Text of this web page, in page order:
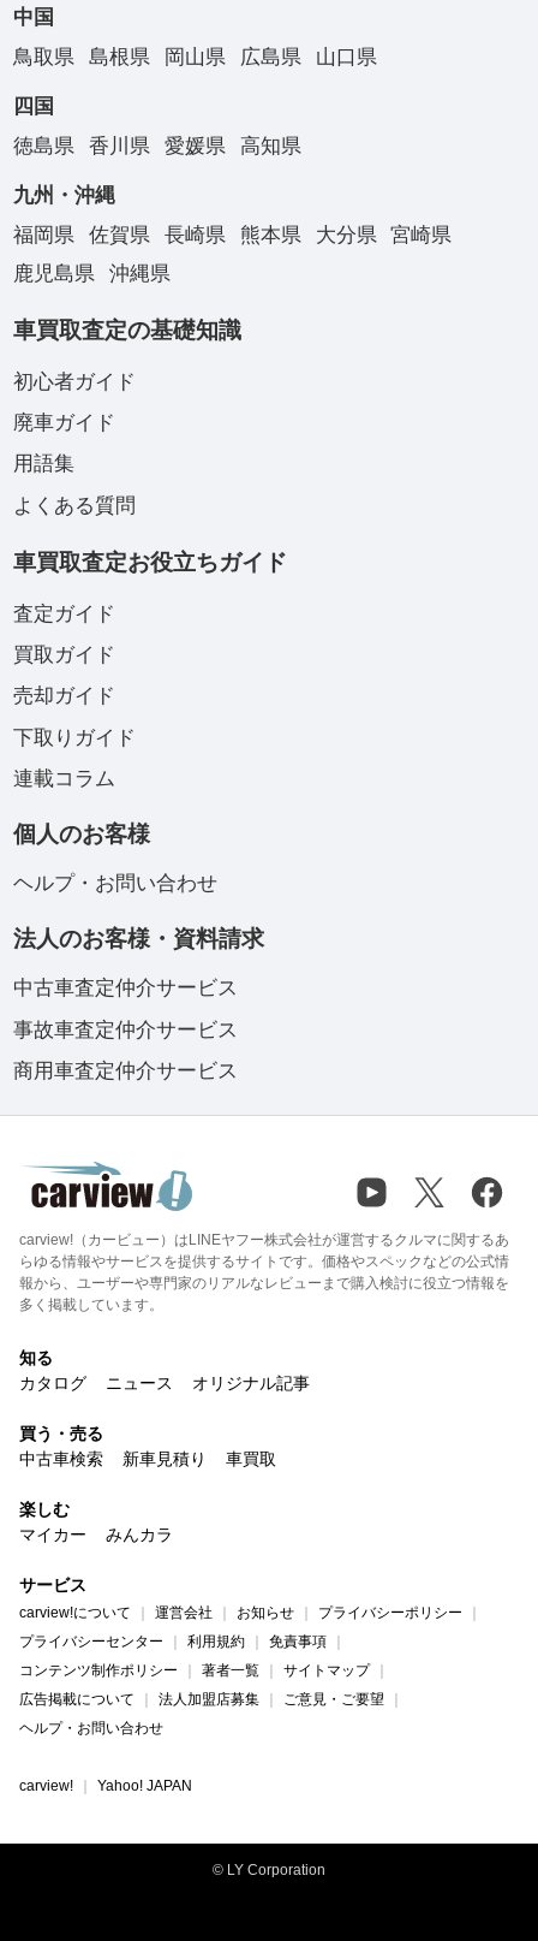
中国
鳥取県
島根県 岡山県 広島県 山口県
四国
徳島県
香川県 愛媛県 高知県
九州・沖縄
福岡県
佐賀県 長崎県 熊本県 大分県
宮崎県
鹿児島県
沖縄県
車買取査定の基礎知識
初心者ガイド
廃車ガイド
用語集
よくある質問
車買取査定お役立ちガイド
査定ガイド
買取ガイド
売却ガイド
下取りガイド
連載コラム
個人のお客様
ヘルプ・お問い合わせ
法人のお客様・資料請求
中古車査定仲介サービス
事故車査定仲介サービス
商用車査定仲介サービス
carview!（カービュー）はLINEヤフー株式会社が運営するクルマに関するあ
らゆる情報やサービスを提供するサイトです。価格やスペックなどの公式情
報から、ユーザーや専門家のリアルなレビューまで購入検討に役立つ情報を
多く掲載しています。
知る
カタログ
ニュース オリジナル記事
買う・売る
中古車検索
新車見積り 車買取
楽しむ
マイカー
みんカラ
サービス
carview!について 運営会社 お知らせ
プライバシーポリシー
プライバシーセンター
利用規約
免責事項
コンテンツ制作ポリシー
著者一覧
サイトマップ
広告掲載について
法人加盟店募集
ご意見・ご要望
ヘルプ・お問い合わせ
carview! Yahoo! JAPAN
© LY Corporation